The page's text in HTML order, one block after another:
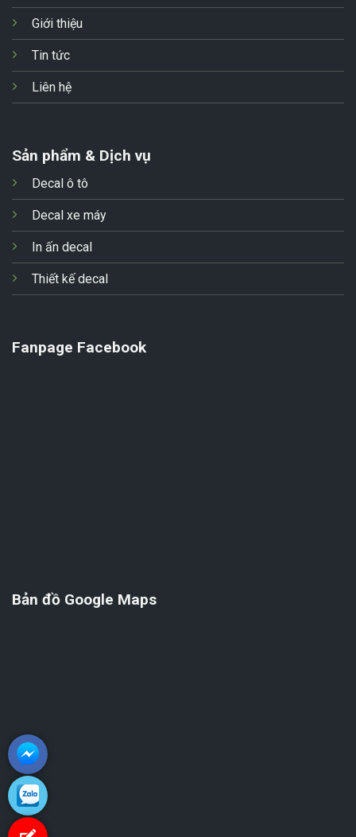
Giới thiệu
Tin tức
Liên hệ
Sản phẩm & Dịch vụ
Decal ô tô
Decal xe máy
In ấn decal
Thiết kế decal
Fanpage Facebook
Bản đồ Google Maps